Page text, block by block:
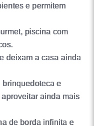
e permitem
piscina com
deixam a casa ainda
brinquedoteca e
ainda mais
de borda infinita e